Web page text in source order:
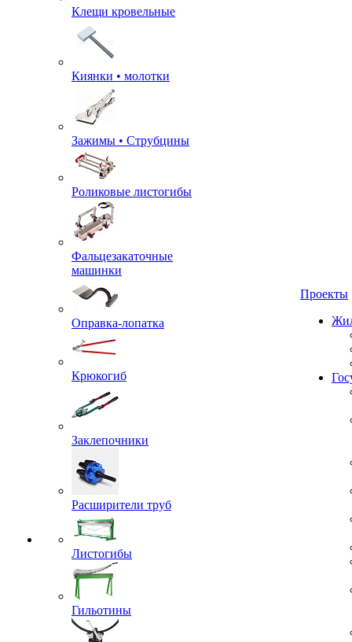
Клещи кровельные
Киянки • молотки
Зажимы • Струбцины
Роликовые листогибы
Фальцезакаточные
машинки
Оправка-лопатка
Крюкогиб
Заклепочники
Расширители труб
Листогибы
Гильотины